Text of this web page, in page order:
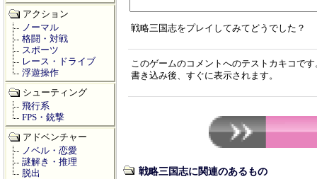
戦略三国志をプレイしてみてどうでした？
このゲームのコメントへのテストカキコです
書き込み後、すぐに表示されます。
戦略三国志に関連のあるもの
アクション
ノーマル
格闘・対戦
スポーツ
レース・ドライブ
浮遊操作
シューティング
飛行系
FPS・銃撃
アドベンチャー
ノベル・恋愛
謎解き・推理
脱出